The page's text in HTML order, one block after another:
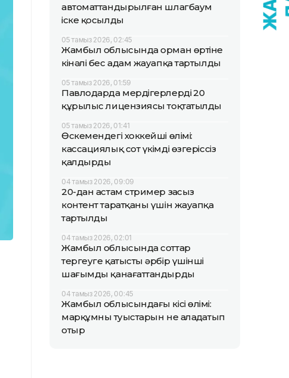
автоматтандырылған шлагбаум
іске қосылды
05 тамыз 2026, 02:45
Жамбыл облысында орман өртіне
кінәлі бес адам жауапқа тартылды
05 тамыз 2026, 01:59
Павлодарда мердігерлердің 20
құрылыс лицензиясы тоқтатылды
05 тамыз 2026, 01:41
Өскемендегі хоккейші өлімі:
кассациялық сот үкімді өзгеріссіз
қалдырды
04 тамыз 2026, 09:09
20-дан астам стример заңсыз
контент таратқаны үшін жауапқа
тартылды
04 тамыз 2026, 02:01
Жамбыл облысында соттар
тергеуге қатысты әрбір үшінші
шағымды қанағаттандырды
04 тамыз 2026, 00:45
Жамбыл облысындағы кісі өлімі:
марқұмның туыстарын не алаңдатып
отыр